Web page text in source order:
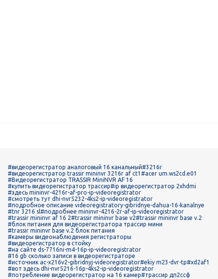
#видеорегистратор аналоговый 16 канальный#3216r
#видеорегистратор trassir mininvr 3216r af ct1 #acer um.ws2cd.e01
#Видеорегистратор TRASSIR MiniNVR AF 16
#купить видеорегистратор трассир#ip видеорегистратор 2xhdmi
#здесь mininvr-4216r-af-pro-ip-videoregistrator
#смотреть тут dhi-nvr5232-4ks2-ip-videoregistrator
#подробное описание videoregistratory-gibridnye-dahua-16-kanalnye
#tnr 3216 sl#подробнее mininvr-4216-2r-af-ip-videoregistrator
#trassir mininvr af 16 2#trassir mininvr base v2#trassir mininvr base v.2
#блок питания для видеорегистратора трассир мини
#trassir mininvr base v.2 блок питания
#камеры видеонаблюдения регистраторы
#видеорегистратор в стойку
#на сайте ds-7716ni-m4-16p-ip-videoregistrator
#16 gb сколько записи в видеорегистраторе
#источник ac-x216v2-gibridnyj-videoregistrator#ekiy m23-dvr-tp#xd2af1
#вот здесь dhi-nvr5216-16p-4ks2-ip-videoregistrator
#потребление видеорегистратор на 16 камер#трассир дп2ссф